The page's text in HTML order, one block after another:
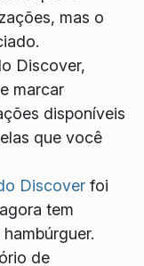
mas o
Discover,
marcar
disponíveis
que você
Discover foi
tem
de